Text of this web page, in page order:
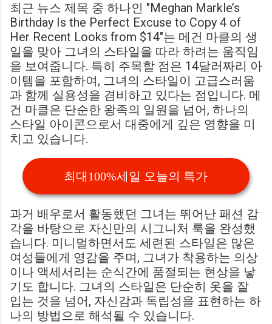
최근 뉴스 제목 중 하나인 "Meghan Markle’s
Birthday Is the Perfect Excuse to Copy 4 of
Her Recent Looks from $14"는 메건 마클의 생
일을 맞아 그녀의 스타일을 따라 하려는 움직임
을 보여줍니다. 특히 주목할 점은 14달러짜리 아
이템을 포함하여, 그녀의 스타일이 고급스러움
과 함께 실용성을 겸비하고 있다는 점입니다. 메
건 마클은 단순한 왕족의 일원을 넘어, 하나의
스타일 아이콘으로서 대중에게 깊은 영향을 미
치고 있습니다.
최대100%세일 오늘의 특가
과거 배우로서 활동했던 그녀는 뛰어난 패션 감
각을 바탕으로 자신만의 시그니처 룩을 완성했
습니다. 미니멀하면서도 세련된 스타일은 많은
여성들에게 영감을 주며, 그녀가 착용하는 의상
이나 액세서리는 순식간에 품절되는 현상을 낳
기도 합니다. 그녀의 스타일은 단순히 옷을 잘
입는 것을 넘어, 자신감과 독립성을 표현하는 하
나의 방법으로 해석될 수 있습니다.